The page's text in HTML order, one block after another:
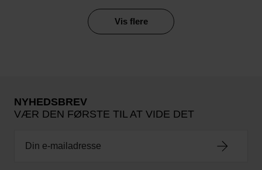
Vis flere
NYHEDSBREV
VÆR DEN FØRSTE TIL AT VIDE DET